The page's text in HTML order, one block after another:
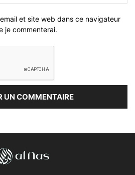
et site web dans ce navigateur
je commenterai.